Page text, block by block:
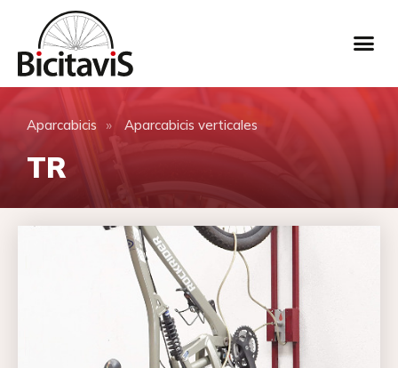
Aparcabicis » Aparcabicis verticales
TR